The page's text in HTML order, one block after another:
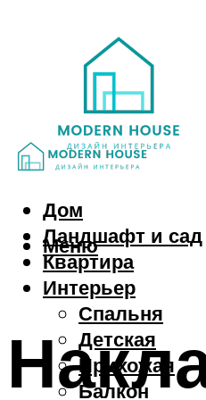
Дом
Ландшафт и сад
Квартира
Интерьер
Спальня
Детская
Прихожая
Балкон
Меню